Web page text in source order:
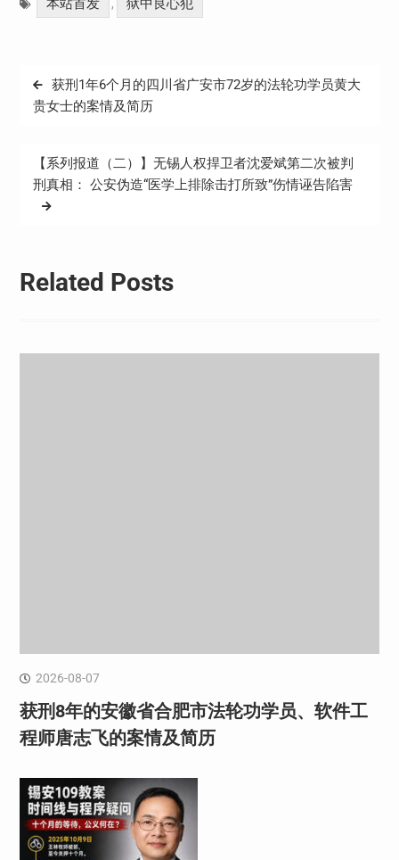
本站首发 , 狱中良心犯
文
章
获刑1年6个月的四川省广安市72岁的法轮功学员黄大
贵女士的案情及简历
【系列报道（二）】无锡人权捍卫者沈爱斌第二次被判
刑真相： 公安伪造“医学上排除击打所致”伤情诬告陷害
Related Posts
2026-08-07
获刑8年的安徽省合肥市法轮功学员、软件工
程师唐志飞的案情及简历